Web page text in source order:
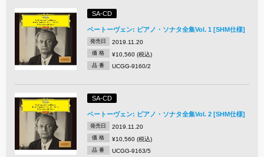
SA-CD
ベートーヴェン: ピアノ・ソナタ全集Vol. 1 [SHM仕様]
発売日 2019.11.20
価 格 ¥10,560 (税込)
品 番 UCGG-9160/2
SA-CD
ベートーヴェン: ピアノ・ソナタ全集Vol. 2 [SHM仕様]
発売日 2019.11.20
価 格 ¥10,560 (税込)
品 番 UCGG-9163/5